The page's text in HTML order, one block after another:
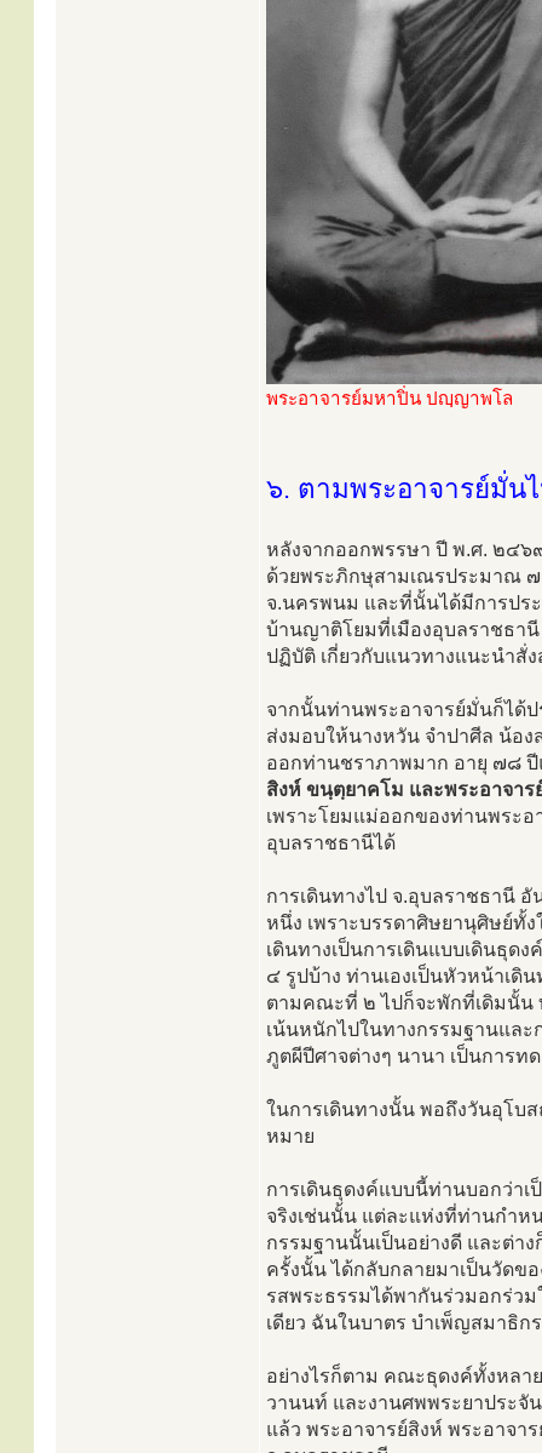
พระอาจารย์มหาปิ่น ปญฺญาพโล
๖. ตามพระอาจารย์มั่น
หลังจากออกพรรษา ปี พ.ศ. ๒๔๖
ด้วยพระภิกษุสามเณรประมาณ ๗
จ.นครพนม และที่นั้นได้มีการปร
บ้านญาติโยมที่เมืองอุบลราชธานี
ปฏิบัติ เกี่ยวกับแนวทางแนะนำสั่
จากนั้นท่านพระอาจารย์มั่นก็ได้
ส่งมอบให้นางหวัน จำปาศีล น้อ
ออกท่านชราภาพมาก อายุ ๗๘
สิงห์ ขนฺตฺยาคโม และพระอาจา
เพราะโยมแม่ออกของท่านพระอ
อุบลราชธานีได้
การเดินทางไป จ.อุบลราชธานี
หนึ่ง เพราะบรรดาศิษยานุศิษย์ทั้
เดินทางเป็นการเดินแบบเดินธุด
๔ รูปบ้าง ท่านเองเป็นหัวหน้าเ
ตามคณะที่ ๒ ไปก็จะพักที่เดิมนั้น
เน้นหนักไปในทางกรรมฐานแล
ภูตผีปีศาจต่างๆ นานา เป็นการท
ในการเดินทางนั้น พอถึงวันอุโบ
หมาย
การเดินธุดงค์แบบนี้ท่านบอกว่า
จริงเช่นนั้น แต่ละแห่งที่ท่านกำ
กรรมฐานนั้นเป็นอย่างดี และต่า
ครั้งนั้น ได้กลับกลายมาเป็นวัด
รสพระธรรมได้พากันร่วมอกร่ว
เดียว ฉันในบาตร บำเพ็ญสมาธิก
อย่างไรก็ตาม คณะธุดงค์ทั้งหลา
วานนท์ และงานศพพระยาประจั
แล้ว พระอาจารย์สิงห์ พระอาจา